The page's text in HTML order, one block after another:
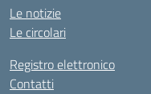
Le notizie
Le circolari
Registro elettronico
Contatti